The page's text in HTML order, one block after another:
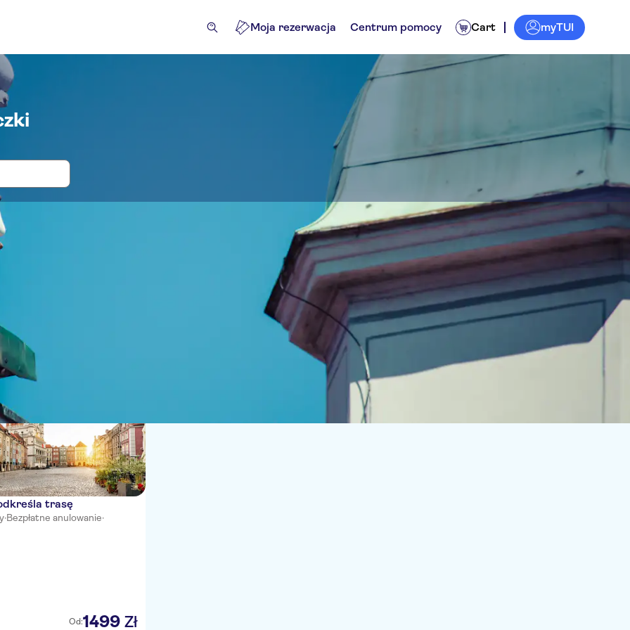
Moja rezerwacja Centrum pomocy Cart myTUI
poznańskie: wycieczki i bilety
i usługi przewodnika
trasę
·Bezpłatne anulowanie·
Od:1499 Zł